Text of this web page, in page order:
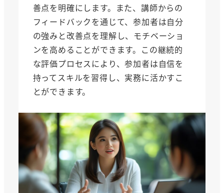
善点を明確にします。また、講師からの
フィードバックを通じて、参加者は自分
の強みと改善点を理解し、モチベーショ
ンを高めることができます。この継続的
な評価プロセスにより、参加者は自信を
持ってスキルを習得し、実務に活かすこ
とができます。